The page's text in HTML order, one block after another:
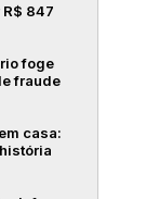
847
foge
fraude
casa: